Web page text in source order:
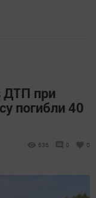
ДТП при
погибли 40
636 0 0